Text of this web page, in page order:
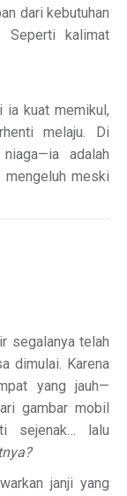
dari kebutuhan
Seperti kalimat
ia kuat memikul,
melaju. Di
adalah
mengeluh meski
segalanya telah
dimulai. Karena
yang jauh—
gambar mobil
sejenak… lalu
janji yang